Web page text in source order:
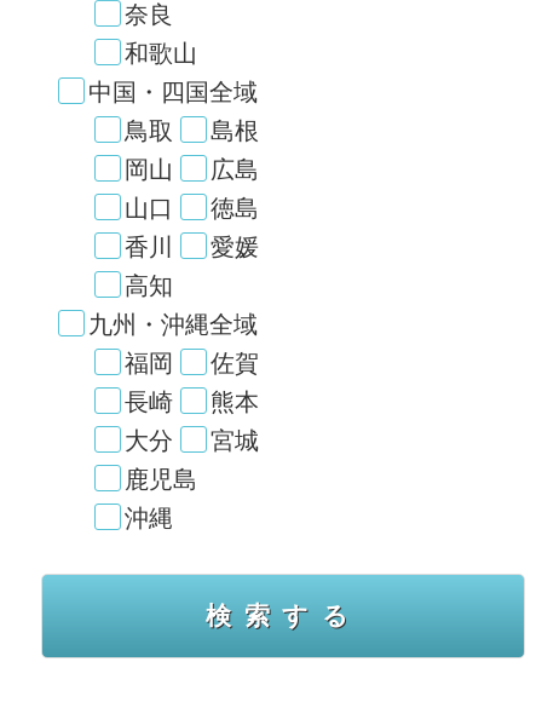
奈良
和歌山
中国・四国全域
鳥取
島根
岡山
広島
山口
徳島
香川
愛媛
高知
九州・沖縄全域
福岡
佐賀
長崎
熊本
大分
宮城
鹿児島
沖縄